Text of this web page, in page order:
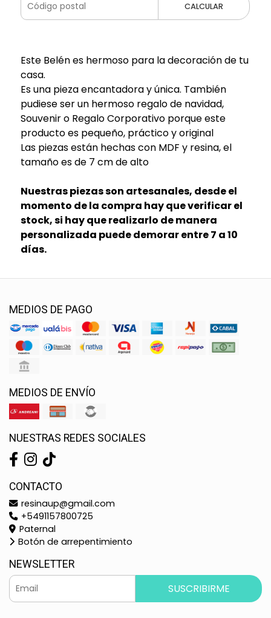
CALCULAR
Este Belén es hermoso para la decoración de tu
casa.
Es una pieza encantadora y única. También
pudiese ser un hermoso regalo de navidad,
Souvenir o Regalo Corporativo porque este
producto es pequeño, práctico y original
Las piezas están hechas con MDF y resina, el
tamaño es de 7 cm de alto
Nuestras piezas son artesanales, desde el
momento de la compra hay que verificar el
stock, si hay que realizarlo de manera
personalizada puede demorar entre 7 a 10
días.
MEDIOS DE PAGO
MEDIOS DE ENVÍO
NUESTRAS REDES SOCIALES
CONTACTO
resinaup@gmail.com
+5491157800725
Paternal
Botón de arrepentimiento
NEWSLETTER
SUSCRIBIRME